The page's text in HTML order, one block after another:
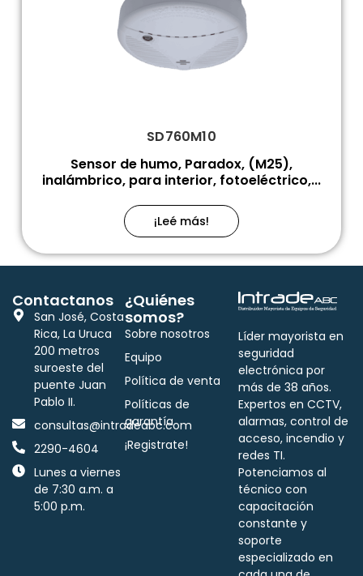
SD760M10
Sensor de humo, Paradox, (M25),
inalámbrico, para interior, fotoeléctrico,...
¡Leé más!
Líder mayorista en
seguridad
electrónica por
más de 38 años.
Expertos en CCTV,
alarmas, control de
acceso, incendio y
redes TI.
Potenciamos al
técnico con
capacitación
constante y
soporte
especializado en
¿Quiénes
somos?
Sobre nosotros
Equipo
Política de venta
Políticas de
garantía
¡Registrate!
Contactanos
San José, Costa
Rica, La Uruca
200 metros
suroeste del
puente Juan
Pablo II.
consultas@intradeabc.com
2290-4604
Lunes a viernes
de 7:30 a.m. a
5:00 p.m.